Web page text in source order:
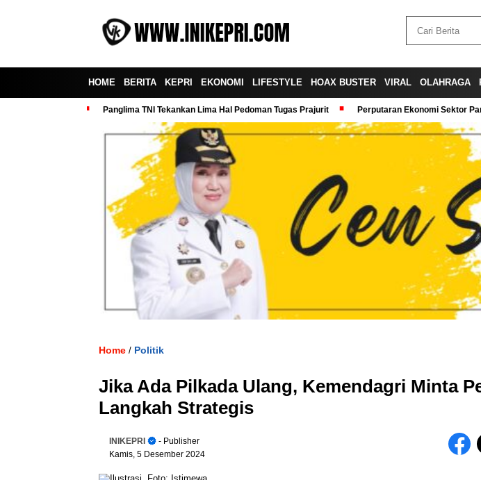
HOME BERITA KEPRI EKONOMI LIFESTYLE HOAX BUSTER VIRAL OLAHRAGA
Panglima TNI Tekankan Lima Hal Pedoman Tugas Prajurit Perputaran Ekonomi Sektor
Home / Politik
Jika Ada Pilkada Ulang, Kemendagri Minta
Langkah Strategis
INIKEPRI
- Publisher
Kamis, 5 Desember 2024